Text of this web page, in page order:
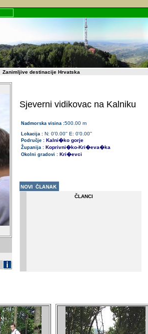
Zanimljive destinacije Hrvatska
Sjeverni vidikovac na Kalniku
Nadmorska visina :500.00 m
Lokacija : N: 0'0.00'' E: 0'0.00''
Područje :Kalni�ko gorje
Županija : Koprivni�ko-Kri�eva�ka
Okolni gradovi : Kri�evci
ČLANCI